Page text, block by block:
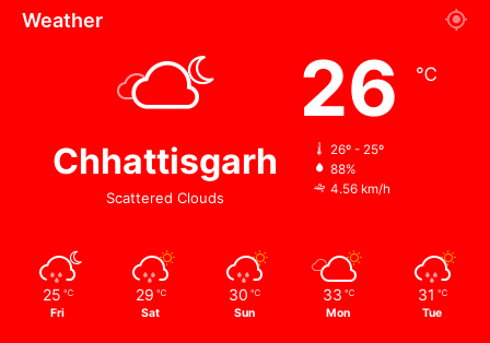
Weather
Chhattisgarh
Scattered Clouds
26 ℃
26º - 25º
88%
4.56 km/h
25 ℃
Fri
29 ℃
Sat
30 ℃
Sun
33 ℃
Mon
31 ℃
Tue